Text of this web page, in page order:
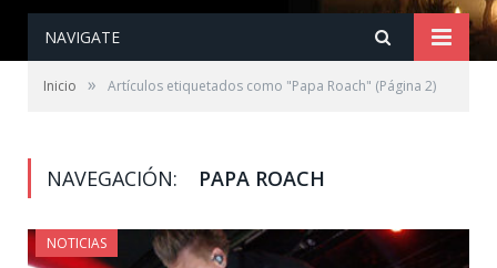
NAVIGATE
Inicio » Artículos etiquetados como "Papa Roach" (Página 2)
NAVEGACIÓN: PAPA ROACH
NOTICIAS